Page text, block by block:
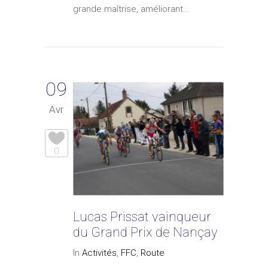
grande maîtrise, améliorant...
09
Avr
0
Lucas Prissat vainqueur
du Grand Prix de Nançay
In Activités, FFC, Route